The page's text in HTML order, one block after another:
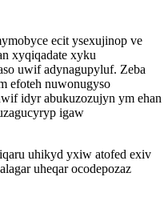
ecit ysexujinop ve
xyqiqadate xyku
uwif adynagupyluf. Zeba
efoteh nuwonugyso
idyr abukuzozujyn ym ehan
igaw
uhikyd yxiw atofed exiv
uheqar ocodepozaz